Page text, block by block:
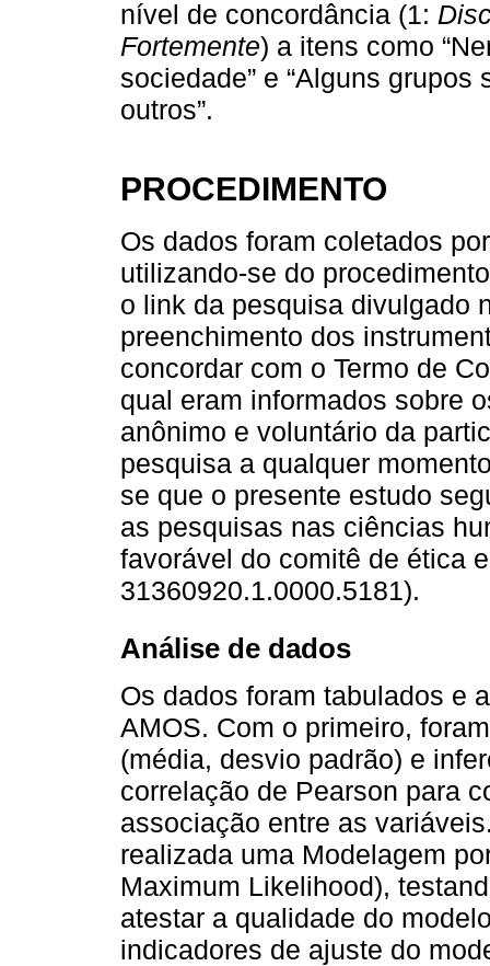
nível de concordância (1:
Fortemente) a itens como
sociedade” e “Alguns
outros”.
PROCEDIMENTO
Os dados foram coletados
utilizando-se do
o link da pesquisa divulgado
preenchimento dos
concordar com o Termo de
qual eram informados sobre
anônimo e voluntário da
pesquisa a qualquer
se que o presente estudo
as pesquisas nas ciências
favorável do comitê de ética
31360920.1.0000.5181).
Análise de dados
Os dados foram tabulados e
AMOS. Com o primeiro,
(média, desvio padrão) e
correlação de Pearson para
associação entre as
realizada uma Modelagem
Maximum Likelihood),
atestar a qualidade do
indicadores de ajuste do